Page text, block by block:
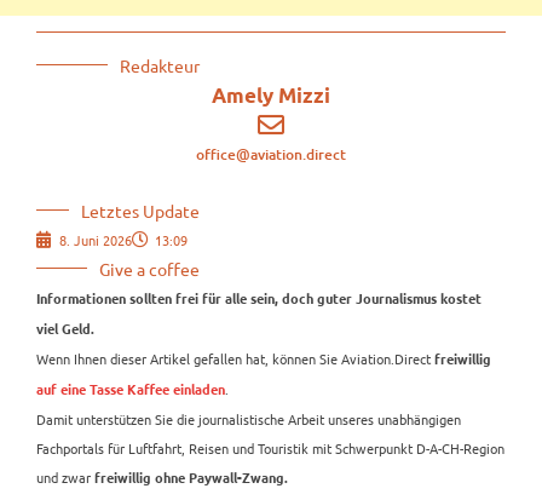
Redakteur
Amely Mizzi
office@aviation.direct
Letztes Update
8. Juni 2026 13:09
Give a coffee
Informationen sollten frei für alle sein, doch guter Journalismus kostet
viel Geld.
Wenn Ihnen dieser Artikel gefallen hat, können Sie Aviation.Direct freiwillig
auf eine Tasse Kaffee einladen
Damit unterstützen Sie die journalistische Arbeit unseres unabhängigen
Fachportals für Luftfahrt, Reisen und Touristik mit Schwerpunkt D-A-CH-Region
und zwar freiwillig ohne Paywall-Zwang.